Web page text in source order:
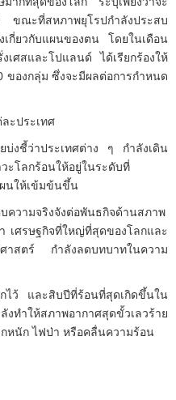
ขณะที่สหภาพยุโรปกำลังประสบ
เกี่ยวกับแผนของตน โดยในเดือน
ศสและโปแลนด์ ได้เรียกร้องให้
ของกลุ่ม ซึ่งจะมีผลต่อการกำหนด
ะประเทศ
บ่งชี้ว่าประเทศต่าง ๆ กำลังเดิน
ะโลกร้อนให้อยู่ในระดับที่
นให้เข้มข้นขึ้น
ความจริงจังต่อพันธกิจด้านสภาพ
เศรษฐกิจที่ใหญ่ที่สุดของโลกและ
ศาสตร์ กำลังลดบทบาทในความ
ไว้ และสิบปีที่ร้อนที่สุดเกิดขึ้นใน
ทำให้สภาพอากาศสุดขั้วเลวร้าย
หนัก ไฟป่า หรือคลื่นความร้อน